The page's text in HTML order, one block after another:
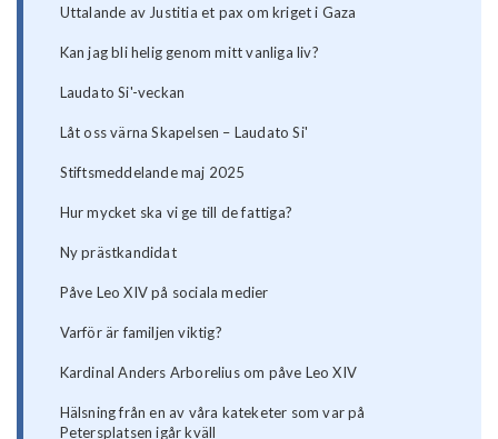
Uttalande av Justitia et pax om kriget i Gaza
Kan jag bli helig genom mitt vanliga liv?
Laudato Si'-veckan
Låt oss värna Skapelsen – Laudato Si'
Stiftsmeddelande maj 2025
Hur mycket ska vi ge till de fattiga?
Ny prästkandidat
Påve Leo XIV på sociala medier
Varför är familjen viktig?
Kardinal Anders Arborelius om påve Leo XIV
Hälsning från en av våra kateketer som var på
Petersplatsen igår kväll